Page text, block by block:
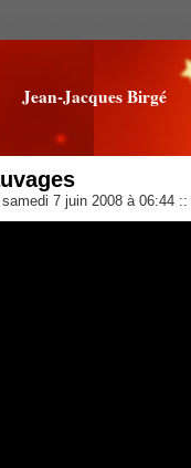
Jean-Jacques Birgé
7 juin 2008 à 06:44 ::